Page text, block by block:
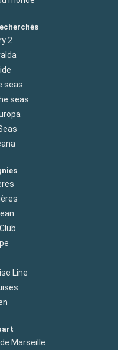
2
seas
seas
Line
Marseille